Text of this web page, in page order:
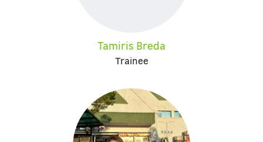
Tamiris Breda
Trainee